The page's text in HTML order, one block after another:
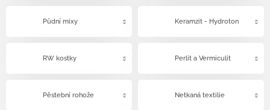
Půdní mixy Keramzit - Hydroton
RW kostky Perlit a Vermiculit
Pěstební rohože Netkaná textilie